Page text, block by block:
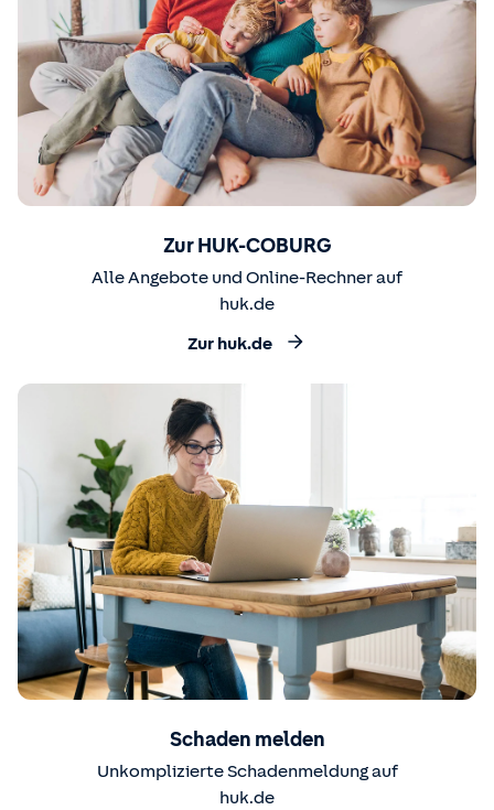
Zur HUK-COBURG
Alle Angebote und Online-Rechner auf
huk.de
Zur huk.de
Schaden melden
Unkomplizierte Schadenmeldung auf
huk.de